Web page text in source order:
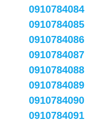
0910784084
0910784085
0910784086
0910784087
0910784088
0910784089
0910784090
0910784091